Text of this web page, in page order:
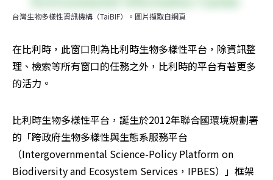
台灣生物多樣性資訊機構（TaiBIF）。圖片擷取自網頁
在比利時，此窗口則為比利時生物多樣性平台，除資訊整
理、檢索等所有窗口的任務之外，比利時的平台有著更多
的活力。
比利時生物多樣性平台，誕生於2012年聯合國環境規劃署
的「跨政府生物多樣性與生態系服務平台
（Intergovernmental Science-Policy Platform on
Biodiversity and Ecosystem Services，IPBES）」框架